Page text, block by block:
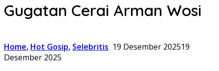
Gugatan Cerai Arman Wosi
Home, Hot Gosip, Selebritis 19 Desember 202519
Desember 2025